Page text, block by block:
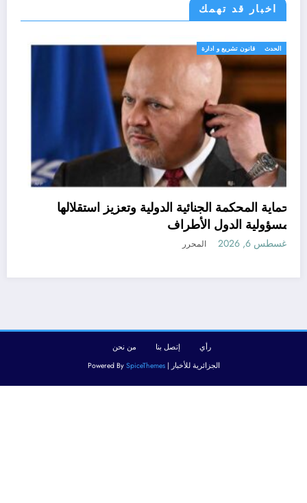
اخبار قد تهمك
الحدث قانون تشريع و ادارة
حماية المحكمة الجنائية الدولية وتعزيز استقلالها
مسؤولية الدول الأطراف
أغسطس 6, 2026